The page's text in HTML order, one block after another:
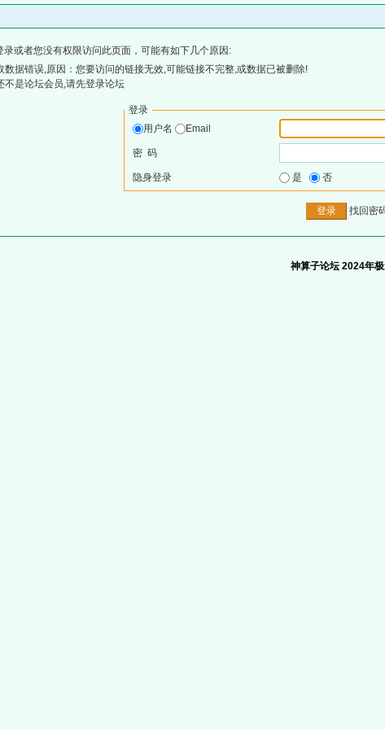
录或者您没有权限访问此页面，可能有如下几个原因:
数据错误,原因：您要访问的链接无效,可能链接不完整,或数据已被删除!
不是论坛会员,请先登录论坛
登录
用户名
Email
密 码
隐身登录 是 否
找回密
神算子论坛 2024年